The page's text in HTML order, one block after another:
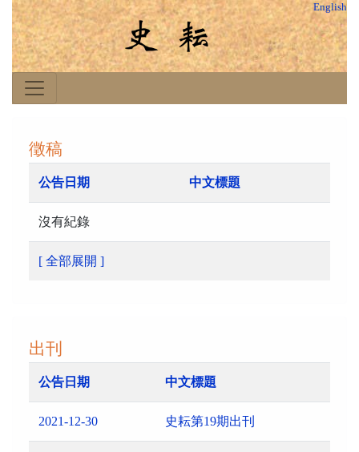
English
徵稿
公告日期 中文標題
沒有紀錄
[ 全部展開 ]
出刊
公告日期 中文標題
2021-12-30 史耘第19期出刊